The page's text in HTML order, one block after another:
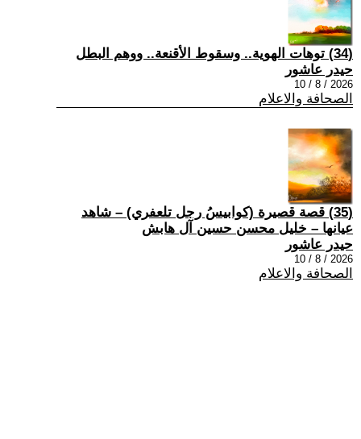
(34) توهات الهوية.. وسقوط الأقنعة.. ووهم البطل
حيدر عاشور
2026 / 8 / 10
الصحافة والاعلام
(35) قصة قصيرة (كوابيسُ رجل تلعفري) – شاهد
عيانها – خليل محسن حسين آل هابش
حيدر عاشور
2026 / 8 / 10
الصحافة والاعلام